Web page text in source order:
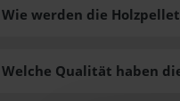
Wie werden die
Welche Qualität haben